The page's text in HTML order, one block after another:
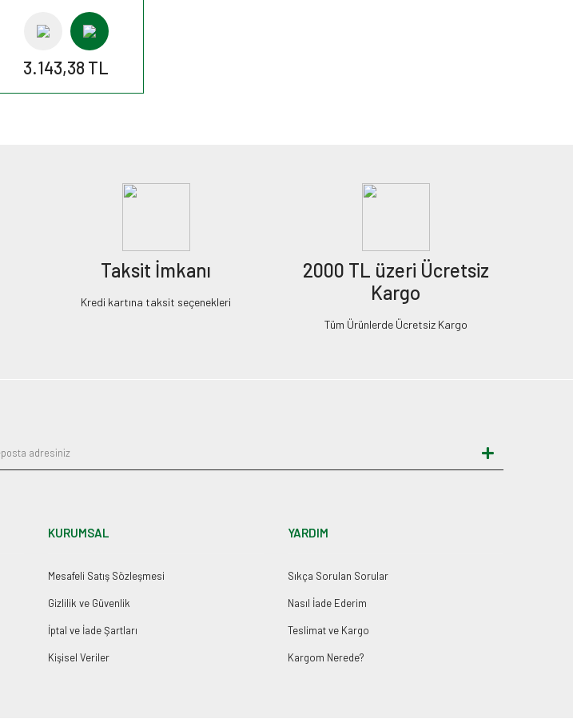
3.143,38 TL
Taksit İmkanı
Kredi kartına taksit seçenekleri
2000 TL üzeri Ücretsiz
Kargo
Tüm Ürünlerde Ücretsiz Kargo
KURUMSAL
Mesafeli Satış Sözleşmesi
Gizlilik ve Güvenlik
İptal ve İade Şartları
Kişisel Veriler
YARDIM
Sıkça Sorulan Sorular
Nasıl İade Ederim
Teslimat ve Kargo
Kargom Nerede?